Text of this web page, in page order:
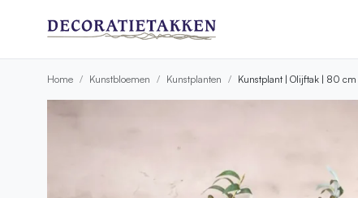
Home Kunstbloemen Kunstplanten Kunstplant | Olijftak | 80 cm